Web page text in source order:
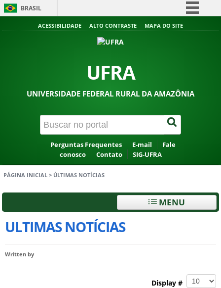
BRASIL
Simplifique!
Acesso à informação
ACESSIBILIDADE ALTO CONTRASTE MAPA DO SITE
UFRA
UNIVERSIDADE FEDERAL RURAL DA AMAZÔNIA
Perguntas Frequentes E-mail
Fale
conosco
Contato SIG-UFRA
PÁGINA INICIAL > ÚLTIMAS NOTÍCIAS
MENU
ULTIMAS NOTÍCIAS
Written by
Display #